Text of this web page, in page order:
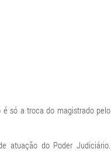
só a troca do magistrado pelo
atuação do Poder Judiciário.